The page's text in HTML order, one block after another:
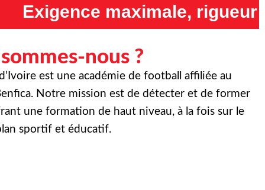
rigueur maximale et
nous ?
est une académie de football affiliée au
Notre mission est de détecter et de former
une formation de haut niveau, à la fois sur le
sportif et éducatif.